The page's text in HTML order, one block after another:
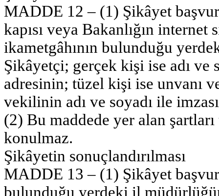
MADDE 12 – (1) Şikâyet
kapısı veya Bakanlığın
ikametgâhının bulunduğu
Şikâyetçi; gerçek kişi ise adı ve
adresinin; tüzel kişi ise unvanı
vekilinin adı ve soyadı ile
(2) Bu maddede yer alan
konulmaz.
Şikâyetin sonuçlandırılması
MADDE 13 – (1) Şikâyet
bulunduğu yerdeki il